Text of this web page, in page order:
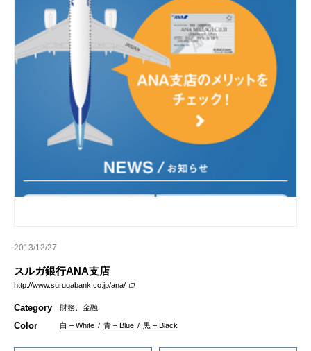
2013/12/27
スルガ銀行ANA支店
http://www.surugabank.co.jp/ana/
Category 財務、金融
Color 白 – White / 青 – Blue / 黒 – Black